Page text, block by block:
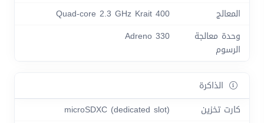
المعالج
Quad-core 2.3 GHz Krait 400
وحدة معالجة
الرسوم
Adreno 330
الذاكرة
كارت تخزين
microSDXC (dedicated slot)